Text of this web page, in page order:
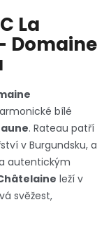
La
Domaine
bílé
. Rateau patří
v Burgundsku, a
autentickým
leží v
svěžest,